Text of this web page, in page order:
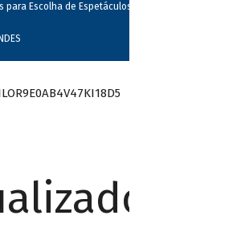
para Escolha de Espetáculos